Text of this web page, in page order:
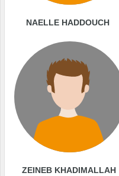
NAELLE HADDOUCH
ZEINEB KHADIMALLAH